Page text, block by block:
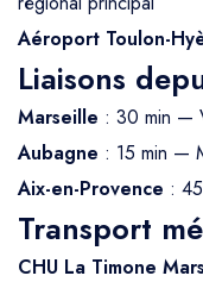
Aéroport Toulon-
Liaisons
Marseille : 30 min —
Aubagne : 15 min —
Aix-en-Provence :
Transport
CHU La Timone